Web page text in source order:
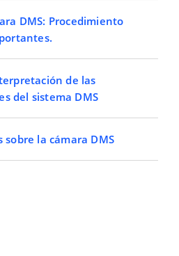
DMS: Procedimiento
de las
del sistema DMS
la cámara DMS